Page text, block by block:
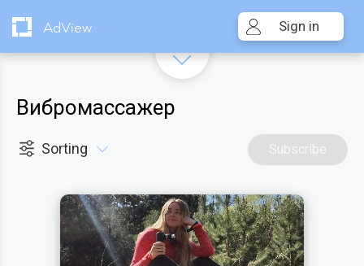
AdView Sign in
Вибромассажер
Sorting Subscribe